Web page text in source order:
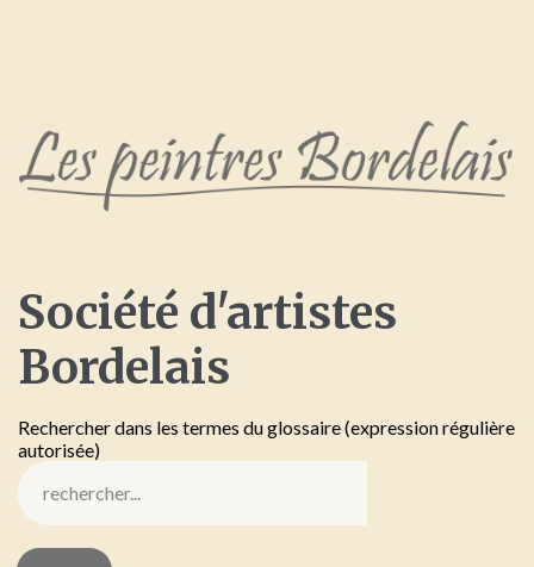
Société d'artistes
Bordelais
Rechercher dans les termes du glossaire (expression régulière
autorisée)